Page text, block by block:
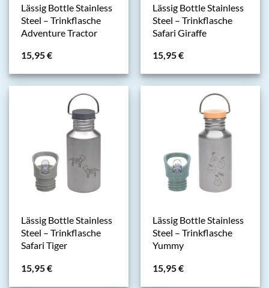
Lässig Bottle Stainless
Steel – Trinkflasche
Adventure Tractor
15,95€
Lässig Bottle Stainless
Steel – Trinkflasche
Safari Giraffe
15,95€
Lässig Bottle Stainless
Steel – Trinkflasche
Safari Tiger
15,95€
Lässig Bottle Stainless
Steel – Trinkflasche
Yummy
15,95€